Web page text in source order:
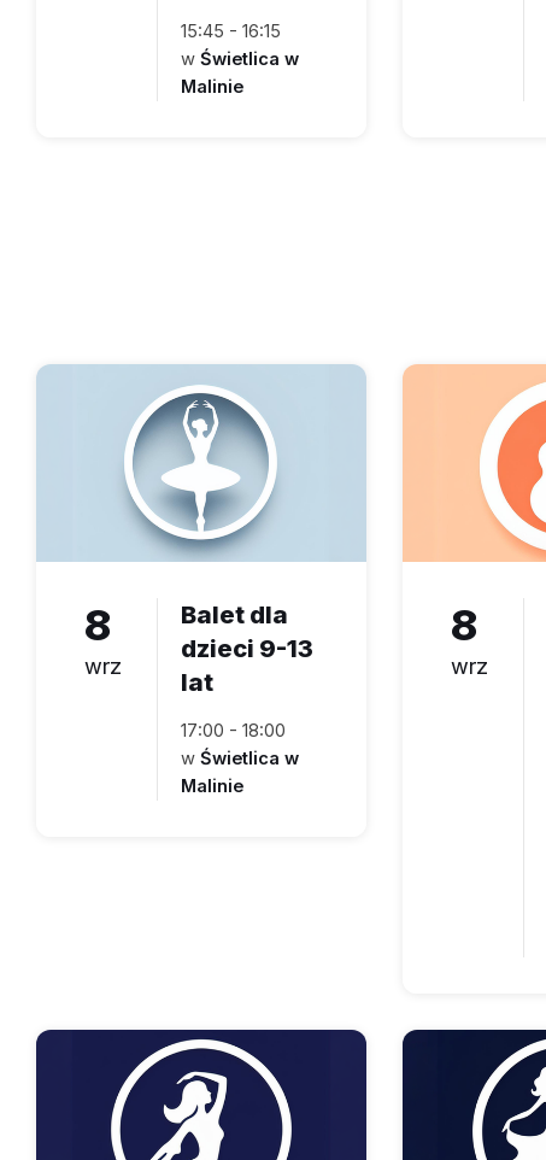
15:45 - 16:15
w Świetlica w
Malinie
8
wrz
Balet dla
dzieci 9-13
lat
17:00 - 18:00
w Świetlica w
Malinie
8
wrz